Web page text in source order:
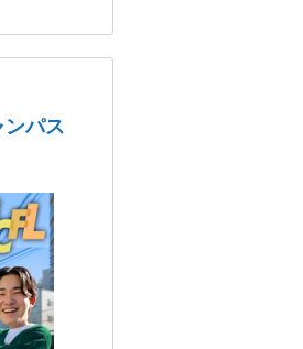
ンパス